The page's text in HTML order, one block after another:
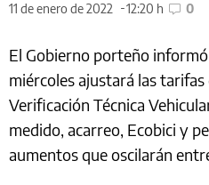
11 de enero de 2022
12:20 h 0
El Gobierno porteño
miércoles ajustará las
Verificación Técnica
medido, acarreo, Ecobici y
aumentos que oscilarán